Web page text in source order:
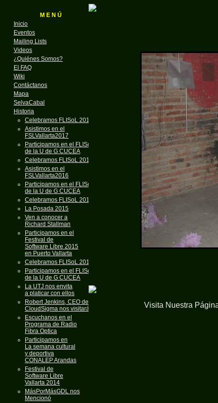
M E N Ú
Inicio
Eventos
Mailing Lists
Videos
¿Quiénes Somos?
El FAQ
Wiki
Contáctanos
Mapa
SelvaCabal
Historia
Celebramos FLISoL 2018
Asistimos en el
FSLVallarta2017
Participamos en el FLISoL
de la U de G CUCEA
Celebramos FLISoL 2017
Asistimos en el
FSLVallarta2016
Participamos en el FLISoL
de la U de G CUCEA
Celebramos FLISoL 2016
La Posada 2015
Ven a conocer a
Richard Stallman
Participamos en el
Festival de
Software Libre 2015
en Puerto Vallarta
Celebramos FLISoL 2015
Participamos en el FLISoL
de la U de G CUCEA
La UTJ nos envita
a platicar con ellos
Robert Jenkins, CEO de
CloudSigma nos visitará
Escuchanos en el
Programa de Radio
Fibra Optica
Participamos en
La semana cultural
y deportiva
CONALEP Arandas
Festival de
Software Libre
Vallarta 2014
MásPorMásGDL nos
Mencionó
Visita Nuestra